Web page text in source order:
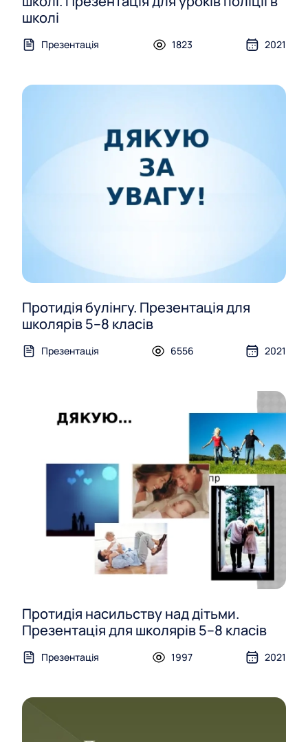
школі
Презентація 1823 2021
Протидія булінгу. Презентація для
школярів 5–8 класів
Презентація 6556 2021
Протидія насильству над дітьми.
Презентація для школярів 5–8 класів
Презентація 1997 2021